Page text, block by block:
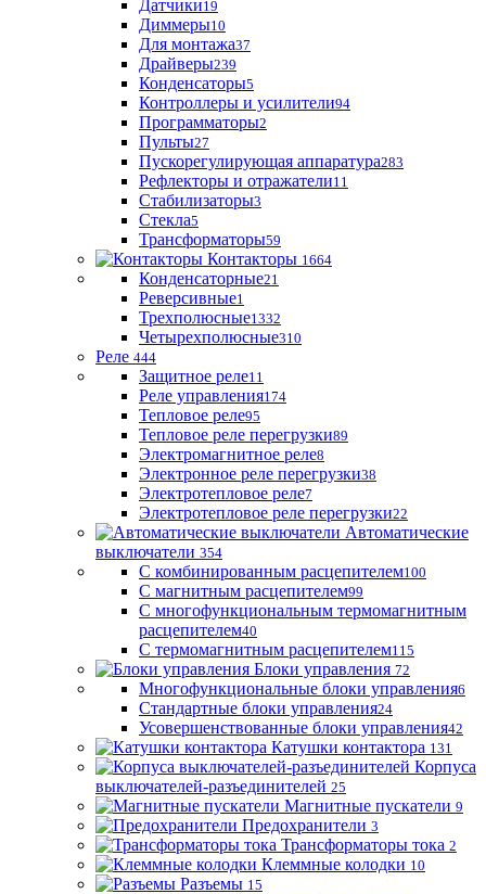
Датчики19
Диммеры10
Для монтажа37
Драйверы239
Конденсаторы5
Контроллеры и усилители94
Программаторы2
Пульты27
Пускорегулирующая аппаратура283
Рефлекторы и отражатели11
Стабилизаторы3
Стекла5
Трансформаторы59
Контакторы 1664
Конденсаторные21
Реверсивные1
Трехполюсные1332
Четырехполюсные310
Реле 444
Защитное реле11
Реле управления174
Тепловое реле95
Тепловое реле перегрузки89
Электромагнитное реле8
Электронное реле перегрузки38
Электротепловое реле7
Электротепловое реле перегрузки22
Автоматические
выключатели 354
С комбинированным расцепителем100
С магнитным расцепителем99
С многофункциональным термомагнитным
расцепителем40
С термомагнитным расцепителем115
Блоки управления 72
Многофункциональные блоки управления6
Стандартные блоки управления24
Усовершенствованные блоки управления42
Катушки контактора 131
Корпуса
выключателей-разъединителей 25
Магнитные пускатели 9
Предохранители 3
Трансформаторы тока 2
Клеммные колодки 10
Разъемы 15